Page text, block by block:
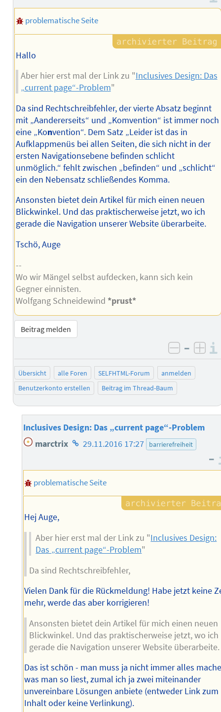
problematische Seite
Hallo
Aber hier erst mal der Link zu "Inclusives Design: Das
„current page“-Problem"
Da sind Rechtschreibfehler, der vierte Absatz beginnt
mit „Aandererseits“ und „Komvention“ ist immer noch
eine „Konvention“. Dem Satz „Leider ist das in
Aufklappmenüs bei allen Seiten, die sich nicht in der
ersten Navigationsebene befinden schlicht
unmöglich.“ fehlt zwischen „befinden“ und „schlicht“
ein den Nebensatz schließendes Komma.
Ansonsten bietet dein Artikel für mich einen neuen
Blickwinkel. Und das praktischerweise jetzt, wo ich
gerade die Navigation unserer Website überarbeite.
Tschö, Auge
--
Wo wir Mängel selbst aufdecken, kann sich kein
Gegner einnisten.
Wolfgang Schneidewind *prust*
Beitrag melden
negativ
–
Übersicht alle Foren SELFHTML-Forum
anmelden
Benutzerkonto erstellen
Beitrag im Thread-Baum
Inclusives Design: Das „current page“-Problem
marctrix Homepage
Autors
29.11.2016 17:27 barrierefreiheit
–
problematische Seite
Hej Auge,
Aber hier erst mal der Link zu "Inclusives Design:
Das „current page“-Problem"
Da sind Rechtschreibfehler,
Vielen Dank für die Rückmeldung! Habe jetzt keine
mehr, werde das aber korrigieren!
Ansonsten bietet dein Artikel für mich einen neuen
Blickwinkel. Und das praktischerweise jetzt, wo ich
gerade die Navigation unserer Website überarbeite.
Das ist schön - man muss ja nicht immer alles
was man so liest, zumal ich ja zwei miteinander
unvereinbare Lösungen anbiete (entweder Link zum
Inhalt oder keine Verlinkung).